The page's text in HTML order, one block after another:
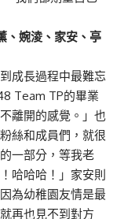
、婉淩、家安、亭
成長過程中最難忘
Team TP的畢業
離開的感覺。」也
絲和成員們，就很
一部分，等我老
哈哈哈！」家安則
為幼稚園友情是最
再也見不到對方